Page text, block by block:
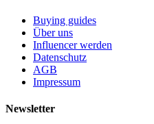
Buying guides
Über uns
Influencer werden
Datenschutz
AGB
Impressum
Newsletter